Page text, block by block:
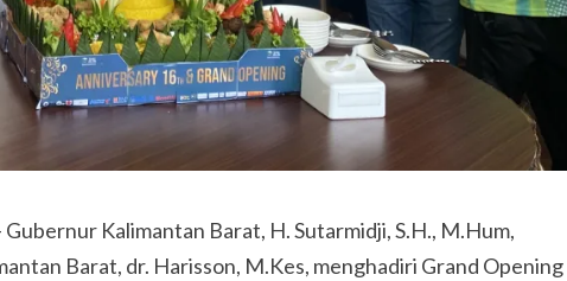
Kalimantan Barat, H. Sutarmidji, S.H., M.Hum,
Barat, dr. Harisson, M.Kes, menghadiri Grand Opening